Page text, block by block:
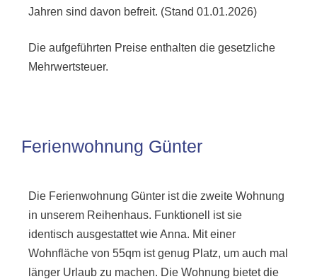
Jahren sind davon befreit. (Stand 01.01.2026)
Die aufgeführten Preise enthalten die gesetzliche
Mehrwertsteuer.
Ferienwohnung Günter
Die Ferienwohnung Günter ist die zweite Wohnung
in unserem Reihenhaus. Funktionell ist sie
identisch ausgestattet wie Anna. Mit einer
Wohnfläche von 55qm ist genug Platz, um auch mal
länger Urlaub zu machen. Die Wohnung bietet die